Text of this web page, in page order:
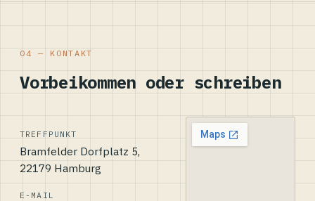
04 — KONTAKT
Vorbeikommen oder schreiben
TREFFPUNKT
Bramfelder Dorfplatz 5,
22179 Hamburg
E-MAIL